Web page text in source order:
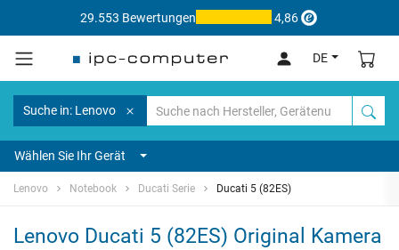
29.553 Bewertungen 4,86
DE
Suche in: Lenovo
Wählen Sie Ihr Gerät
Lenovo Notebook Ducati Serie Ducati 5 (82ES)
Lenovo Ducati 5 (82ES) Original Kamera